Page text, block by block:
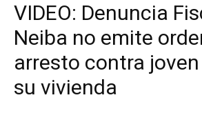
VIDEO: Denuncia
Neiba no emite
arresto contra
su vivienda